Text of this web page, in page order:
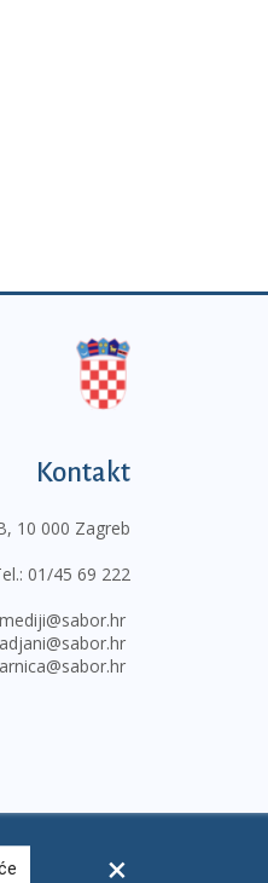
Kontakt
10 000 Zagreb
01/45 69 222
mediji@sabor.hr